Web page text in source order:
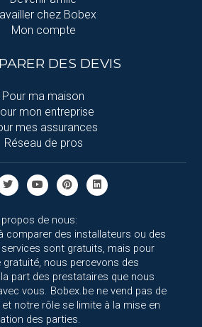
chez Bobex
Mon compte
DES DEVIS
Pour ma maison
mon entreprise
mes assurances
Réseau de pros
de nous:
comparer des installateurs ou des
sont gratuits, mais pour
nous percevons des
part des prestataires que nous
vous. Bobex.be ne vend pas de
notre rôle se limite à la mise en
des parties.